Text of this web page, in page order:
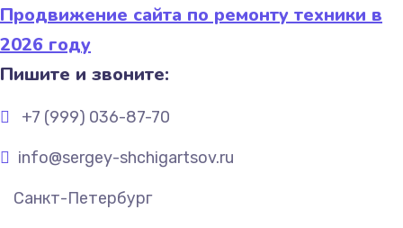
Продвижение сайта по ремонту техники в
2026 году
Пишите и звоните:
+7 (999) 036-87-70
info@sergey-shchigartsov.ru
Санкт-Петербург